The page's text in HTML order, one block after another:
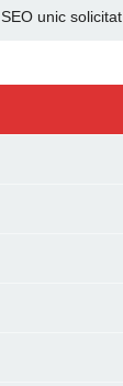
unic solicitat.